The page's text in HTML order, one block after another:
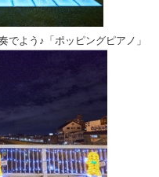
よう♪「ポッピングピアノ」